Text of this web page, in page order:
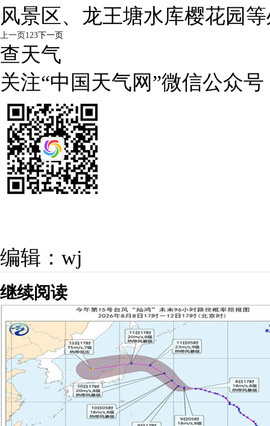
风景区、龙王塘水库樱花园
上一页123下一页
查天气
关注“中国天气网”微信公众号
编辑：wj
继续阅读